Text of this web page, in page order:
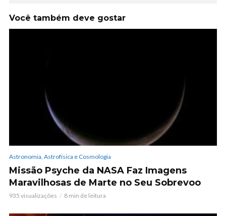
Você também deve gostar
Astronomia, Astrofísica e Cosmologia
Missão Psyche da NASA Faz Imagens
Maravilhosas de Marte no Seu Sobrevoo
935 visualizações 8 min de leitura